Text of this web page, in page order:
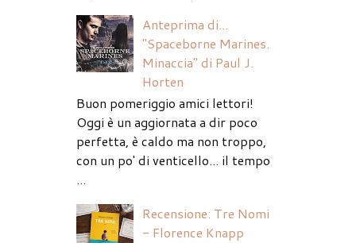
Anteprima di...
"Spaceborne Marines.
Minaccia" di Paul J.
Horten
Buon pomeriggio amici lettori!
Oggi è un aggiornata a dir poco
perfetta, è caldo ma non troppo,
con un po' di venticello... il tempo
...
Recensione: Tre Nomi
- Florence Knapp